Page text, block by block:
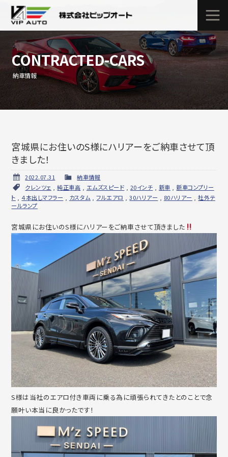
CONTRACTED-CARS
納車情報
宮城県にお住いのS様にハリアーをご納車させて頂
きました！
2022.07.31
納車情報
クレンツェ
,純正車高 エムズスピード 20インチ 新車 ,新車コンプリー
ト ,４本出しマフラー カスタム ,フルエアロ ,30ハリアー 80ハリアー ,社外テ
ールランプ
宮城県にお住いのS様にハリアーをご納車させて頂きました
S様は当社のエアロ付き車両に乗る為に頑張られてきたとのことで念
願叶い本当に良かったです！